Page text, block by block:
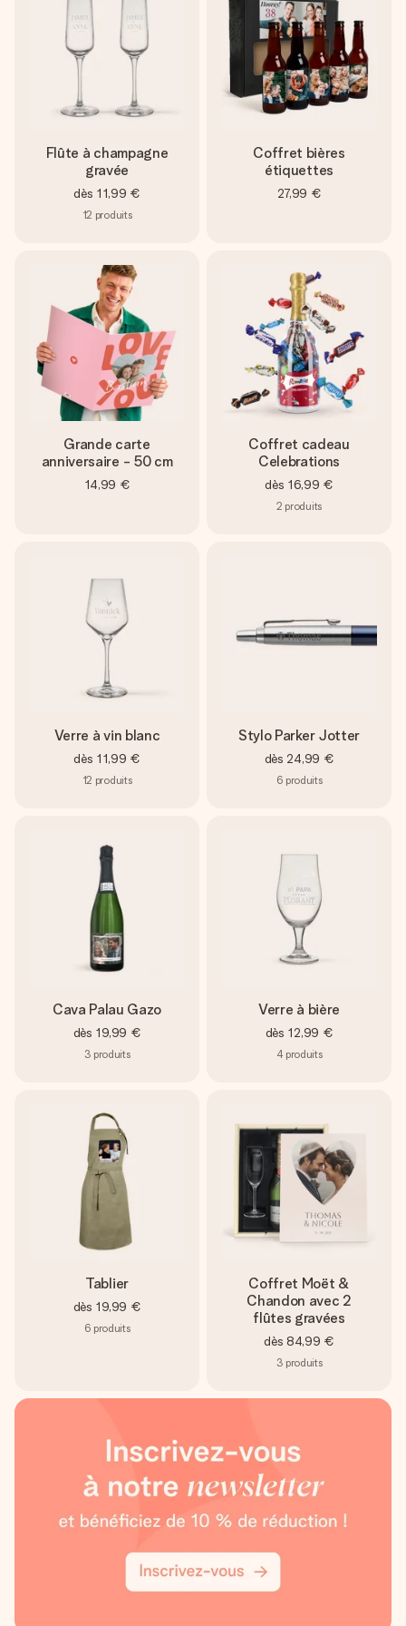
Flûte à champagne
gravée
dès 11,99 €
12 produits
Coffret bières
étiquettes
27,99 €
Grande carte
anniversaire - 50 cm
14,99 €
Coffret cadeau
Celebrations
dès 16,99 €
2 produits
Verre à vin blanc
dès 11,99 €
12 produits
Stylo Parker Jotter
dès 24,99 €
6 produits
Cava Palau Gazo
dès 19,99 €
3 produits
Verre à bière
dès 12,99 €
4 produits
Tablier
dès 19,99 €
6 produits
Coffret Moët &
Chandon avec 2
flûtes gravées
dès 84,99 €
3 produits